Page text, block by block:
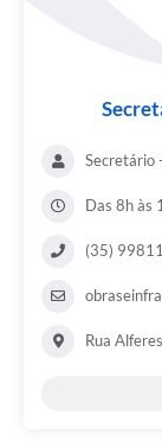
Secretário
Das 8h às
(35)
Rua